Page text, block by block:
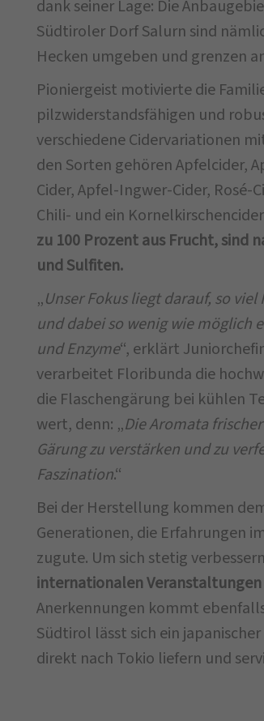
dank seiner Lage: Die
Südtiroler Dorf Salurn sind
Hecken umgeben und grenzen
Pioniergeist motivierte die
pilzwiderstandsfähigen und
verschiedene Cidervariationen
den Sorten gehören Apfelcider,
Cider, Apfel-Ingwer-Cider, Rosé-
Chili- und ein
zu 100 Prozent aus Frucht, sind
und Sulfiten.
„Unser Fokus liegt darauf, so
und dabei so wenig wie möglich
und Enzyme“, erklärt
verarbeitet Floribunda die
die Flaschengärung bei kühlen
wert, denn: „Die Aromata
Gärung zu verstärken und zu
Faszination.“
Bei der Herstellung kommen
Generationen, die Erfahrungen
zugute. Um sich stetig
internationalen
Anerkennungen kommt
Südtirol lässt sich ein
direkt nach Tokio liefern und